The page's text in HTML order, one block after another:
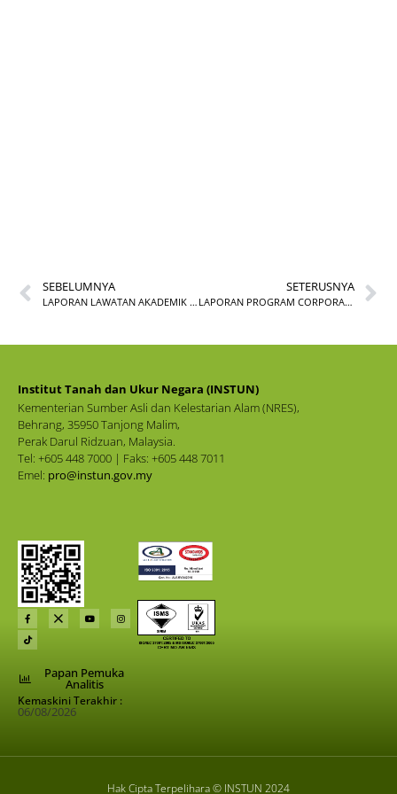
SEBELUMNYA
LAPORAN LAWATAN AKADEMIK PELAJAR DARI MANAGEMENT AND SCIENCE UNIVERSITY (MSU) KE INSTUN
SETERUSNYA
LAPORAN PROGRAM CORPORATE SOCIAL RESPONSIBILITY (CSR) PROGRAM ISTIWA ADZAM RAHMAH 2025
Institut Tanah dan Ukur Negara (INSTUN)
Kementerian Sumber Asli dan Kelestarian Alam (NRES),
Behrang, 35950 Tanjong Malim,
Perak Darul Ridzuan, Malaysia.
Tel: +605 448 7000 | Faks: +605 448 7011
Emel: pro@instun.gov.my
Papan Pemuka
Analitis
Kemaskini Terakhir :
06/08/2026
Hak Cipta Terpelihara © INSTUN 2024